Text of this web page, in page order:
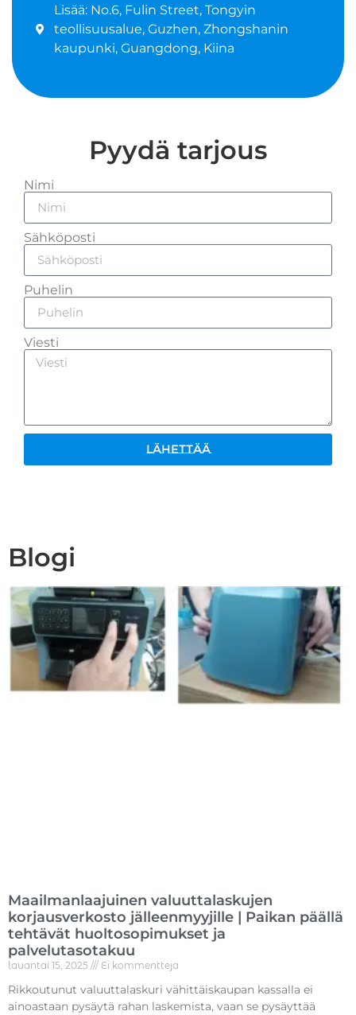
Lisää: No.6, Fulin Street, Tongyin
teollisuusalue, Guzhen, Zhongshanin
kaupunki, Guangdong, Kiina
Pyydä tarjous
Nimi
Sähköposti
Puhelin
Viesti
Lähettää
Blogi
Maailmanlaajuinen valuuttalaskujen
korjausverkosto jälleenmyyjille | Paikan päällä
tehtävät huoltosopimukset ja
palvelutasotakuu
lauantai 15, 2025 Ei kommentteja
Rikkoutunut valuuttalaskuri vähittäiskaupan kassalla ei
ainoastaan pysäytä rahan laskemista, vaan se pysäyttää